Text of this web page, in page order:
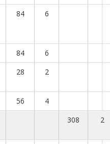
84 6
84
6
28 2
56
4
308 2